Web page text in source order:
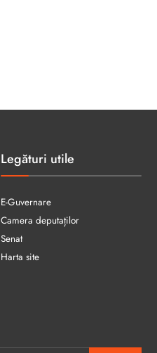
Legături utile
E-Guvernare
Camera deputaților
Senat
Harta site